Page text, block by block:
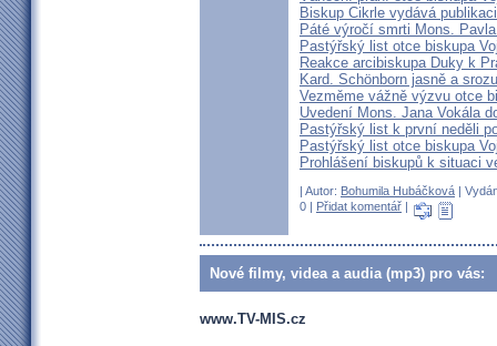
Biskup Cikrle vydává
Páté výročí smrti Mons.
Pastýřský list otce biskupa
Reakce arcibiskupa Duky k
Kard. Schönborn jasně a
Vezměme vážně výzvu otce
Uvedení Mons. Jana Vokála
Pastýřský list k první neděli
Pastýřský list otce biskupa
Prohlášení biskupů k situaci
| Autor: Bohumila Hubáčková |
0 | Přidat komentář |
Nové filmy, videa a audia (mp3) pro vás:
www.TV-MIS.cz